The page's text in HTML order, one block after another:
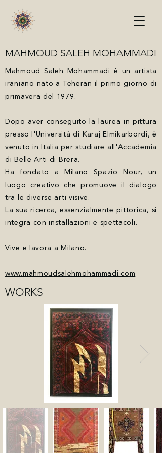
MAHMOUD SALEH MOHAMMADI
Mahmoud Saleh Mohammadi è un artista
iraniano nato a Teheran il primo giorno di
primavera del 1979.
Dopo aver conseguito la laurea in pittura
presso l'Università di Karaj Elmikarbordi, è
venuto in Italia per studiare all'Accademia
di Belle Arti di Brera.
Ha fondato a Milano Spazio Nour, un
luogo creativo che promuove il dialogo
tra le diverse arti visive.
La sua ricerca, essenzialmente pittorica, si
integra con installazioni e spettacoli.
Vive e lavora a Milano.
www.mahmoudsalehmohammadi.com
WORKS